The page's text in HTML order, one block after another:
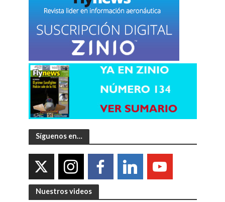
Síguenos en…
Nuestros videos